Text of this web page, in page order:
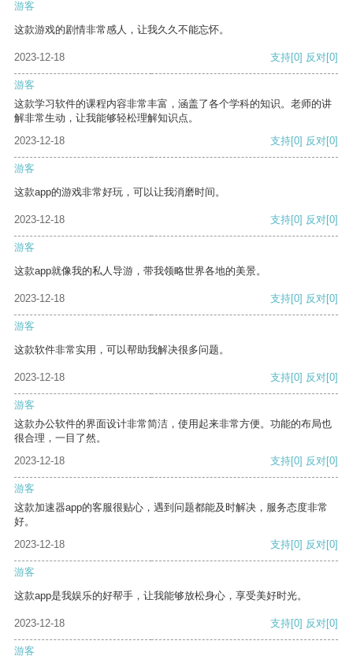
游客
这款游戏的剧情非常感人，让我久久不能忘怀。
2023-12-18 支持[0] 反对[0]
游客
这款学习软件的课程内容非常丰富，涵盖了各个学科的知识。老师的讲
解非常生动，让我能够轻松理解知识点。
2023-12-18
支持[0] 反对[0]
游客
这款app的游戏非常好玩，可以让我消磨时间。
2023-12-18 支持[0] 反对[0]
游客
这款app就像我的私人导游，带我领略世界各地的美景。
2023-12-18 支持[0] 反对[0]
游客
这款软件非常实用，可以帮助我解决很多问题。
2023-12-18 支持[0] 反对[0]
游客
这款办公软件的界面设计非常简洁，使用起来非常方便。功能的布局也
很合理，一目了然。
2023-12-18
支持[0] 反对[0]
游客
这款加速器app的客服很贴心，遇到问题都能及时解决，服务态度非常
好。
2023-12-18
支持[0] 反对[0]
游客
这款app是我娱乐的好帮手，让我能够放松身心，享受美好时光。
2023-12-18 支持[0] 反对[0]
游客